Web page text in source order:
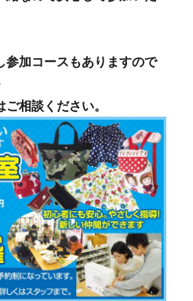
参加コースもありますので
相談ください。